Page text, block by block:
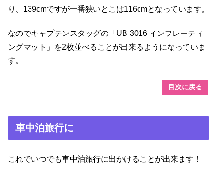
り、139cmですが一番狭いとこは116cmとなっています。
なのでキャプテンスタッグの「 UB-3016 インフレーティ
ングマット」を2枚並べることが出来るようになっていま
す。
目次に戻る
車中泊旅行に
これでいつでも車中泊旅行に出かけることが出来ます！